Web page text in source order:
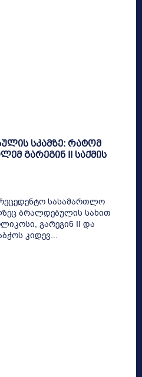
სკამზე: რატომ
გარეგინ II საქმის
სასამართლო
ბრალდებულის სახით
გარეგინ II და
კიდევ...